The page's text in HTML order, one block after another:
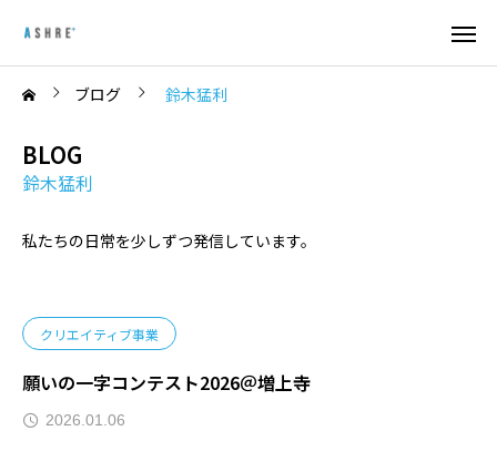
ブログ 鈴木猛利
BLOG
鈴木猛利
私たちの日常を少しずつ発信しています。
クリエイティブ事業
願いの一字コンテスト2026＠増上寺
2026.01.06